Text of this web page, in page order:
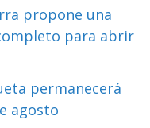
propone una
para abrir
permanecerá
agosto